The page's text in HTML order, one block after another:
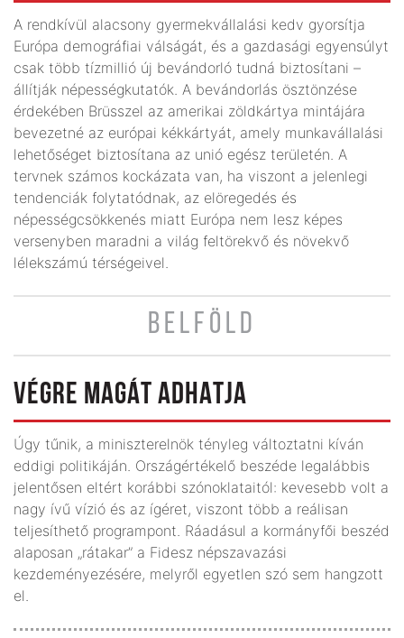
A rendkívül alacsony gyermekvállalási kedv gyorsítja
Európa demográfiai válságát, és a gazdasági egyensúlyt
csak több tízmillió új bevándorló tudná biztosítani –
állítják népességkutatók. A bevándorlás ösztönzése
érdekében Brüsszel az amerikai zöldkártya mintájára
bevezetné az európai kékkártyát, amely munkavállalási
lehetőséget biztosítana az unió egész területén. A
tervnek számos kockázata van, ha viszont a jelenlegi
tendenciák folytatódnak, az elöregedés és
népességcsökkenés miatt Európa nem lesz képes
versenyben maradni a világ feltörekvő és növekvő
lélekszámú térségeivel.
BELFÖLD
VÉGRE MAGÁT ADHATJA
Úgy tűnik, a miniszterelnök tényleg változtatni kíván
eddigi politikáján. Országértékelő beszéde legalábbis
jelentősen eltért korábbi szónoklataitól: kevesebb volt a
nagy ívű vízió és az ígéret, viszont több a reálisan
teljesíthető programpont. Ráadásul a kormányfői beszéd
alaposan „rátakar” a Fidesz népszavazási
kezdeményezésére, melyről egyetlen szó sem hangzott
el.